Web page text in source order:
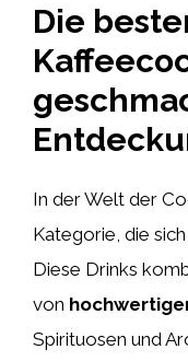
Die
In der Welt der
Kategorie, die
Diese Drinks
von
Spirituosen und